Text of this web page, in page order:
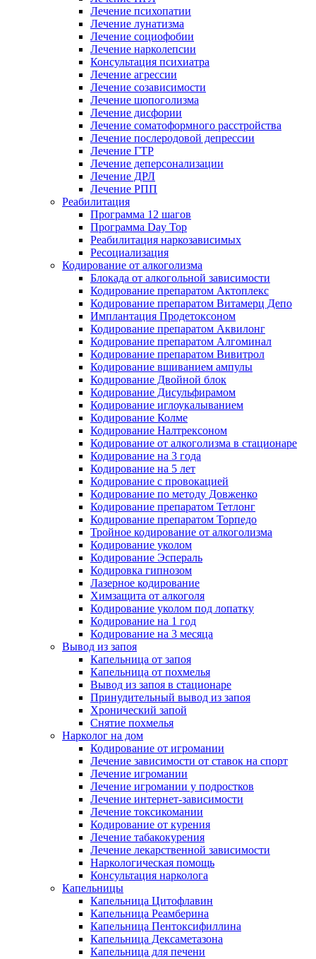
Лечение психопатии
Лечение лунатизма
Лечение социофобии
Лечение нарколепсии
Консультация психиатра
Лечение агрессии
Лечение созависимости
Лечение шопоголизма
Лечение дисфории
Лечение соматоформного расстройства
Лечение послеродовой депрессии
Лечение ГТР
Лечение деперсонализации
Лечение ДРЛ
Лечение РПП
Реабилитация
Программа 12 шагов
Программа Day Top
Реабилитация наркозависимых
Ресоциализация
Кодирование от алкоголизма
Блокада от алкогольной зависимости
Кодирование препаратом Актоплекс
Кодирование препаратом Витамерц Депо
Имплантация Продетоксоном
Кодирование препаратом Аквилонг
Кодирование препаратом Алгоминал
Кодирование препаратом Вивитрол
Кодирование вшиванием ампулы
Кодирование Двойной блок
Кодирование Дисульфирамом
Кодирование иглоукалыванием
Кодирование Колме
Кодирование Налтрексоном
Кодирование от алкоголизма в стационаре
Кодирование на 3 года
Кодирование на 5 лет
Кодирование с провокацией
Кодирование по методу Довженко
Кодирование препаратом Тетлонг
Кодирование препаратом Торпедо
Тройное кодирование от алкоголизма
Кодирование уколом
Кодирование Эспераль
Кодировка гипнозом
Лазерное кодирование
Химзащита от алкоголя
Кодирование уколом под лопатку
Кодирование на 1 год
Кодирование на 3 месяца
Вывод из запоя
Капельница от запоя
Капельница от похмелья
Вывод из запоя в стационаре
Принудительный вывод из запоя
Хронический запой
Снятие похмелья
Нарколог на дом
Кодирование от игромании
Лечение зависимости от ставок на спорт
Лечение игромании
Лечение игромании у подростков
Лечение интернет-зависимости
Лечение токсикомании
Кодирование от курения
Лечение табакокурения
Лечение лекарственной зависимости
Наркологическая помощь
Консультация нарколога
Капельницы
Капельница Цитофлавин
Капельница Реамберина
Капельница Пентоксифиллина
Капельница Дексаметазона
Капельница для печени